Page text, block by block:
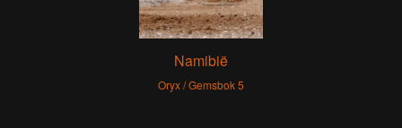
Namibië
Oryx / Gemsbok 5